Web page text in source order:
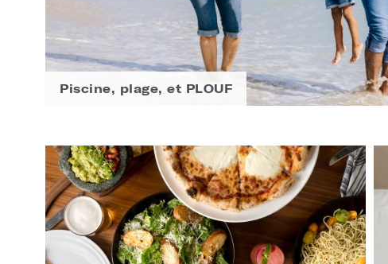
Piscine, plage, et PLOUF